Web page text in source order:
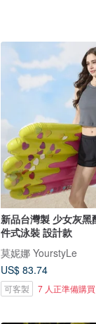
新品台灣製 少女灰黑
件式泳裝 設計款
莫妮娜 YourstyLe
US$ 83.74
可客製 7 人正準備購買